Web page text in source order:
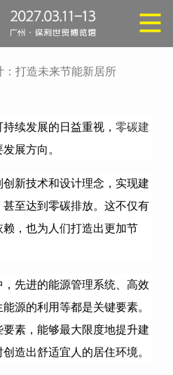
打造未来节能新居所
续发展的日益重视， 零碳建
展方向。
创新技术和设计理念，实现建
至达到零碳排放。这不仅有
，也为人们打造出更加节
，先进的能源管理系统、高效
源的利用等都是关键要素。
素，能够最大限度地提升建
造出舒适宜人的居住环境。